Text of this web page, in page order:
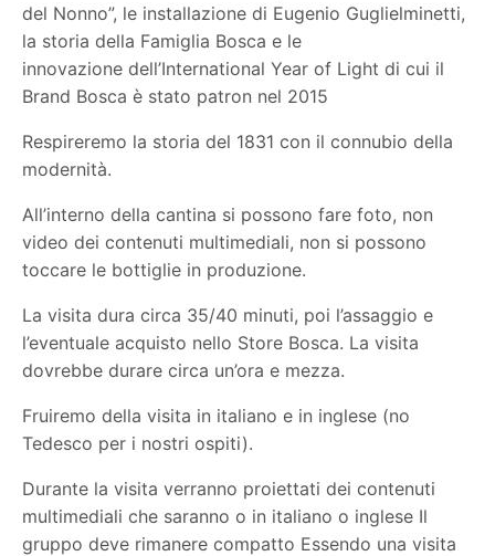
del Nonno”, le installazione di Eugenio Guglielminetti,
la storia della Famiglia Bosca e le
innovazione dell’International Year of Light di cui il
Brand Bosca è stato patron nel 2015
Respireremo la storia del 1831 con il connubio della
modernità.
All’interno della cantina si possono fare foto, non
video dei contenuti multimediali, non si possono
toccare le bottiglie in produzione.
La visita dura circa 35/40 minuti, poi l’assaggio e
l’eventuale acquisto nello Store Bosca. La visita
dovrebbe durare circa un’ora e mezza.
Fruiremo della visita in italiano e in inglese (no
Tedesco per i nostri ospiti).
Durante la visita verranno proiettati dei contenuti
multimediali che saranno o in italiano o inglese Il
gruppo deve rimanere compatto Essendo una visita